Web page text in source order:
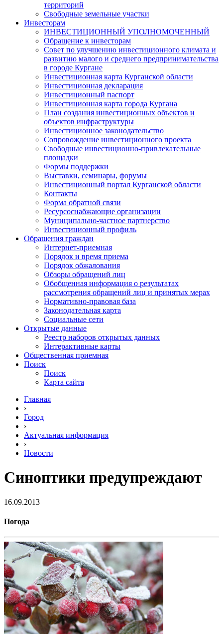
территорий
Свободные земельные участки
Инвесторам
ИНВЕСТИЦИОННЫЙ УПОЛНОМОЧЕННЫЙ
Обращение к инвесторам
Совет по улучшению инвестиционного климата и
развитию малого и среднего предпринимательства
в городе Кургане
Инвестиционная карта Курганской области
Инвестиционная декларация
Инвестиционный паспорт
Инвестиционная карта города Кургана
План создания инвестиционных объектов и
объектов инфраструктуры
Инвестиционное законодательство
Сопровождение инвестиционного проекта
Свободные инвестиционно-привлекательные
площадки
Формы поддержки
Выставки, семинары, форумы
Инвестиционный портал Курганской области
Контакты
Форма обратной связи
Ресурсоснабжающие организации
Муниципально-частное партнерство
Инвестиционный профиль
Обращения граждан
Интернет-приемная
Порядок и время приема
Порядок обжалования
Обзоры обращений лиц
Обобщенная информация о результатах
рассмотрения обращений лиц и принятых мерах
Нормативно-правовая база
Законодательная карта
Социальные сети
Открытые данные
Реестр наборов открытых данных
Интерактивные карты
Общественная приемная
Поиск
Поиск
Карта сайта
Главная
›
Город
›
Актуальная информация
›
Новости
Синоптики предупреждают
16.09.2013
Погода